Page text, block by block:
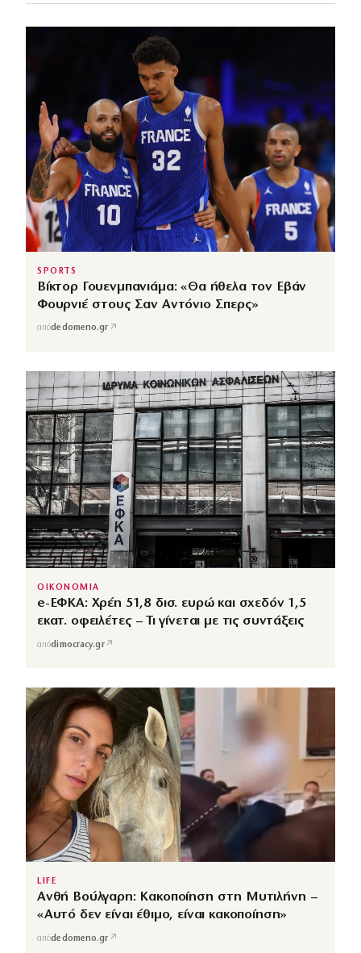
SPORTS
Βίκτορ Γουενμπανιάμα: «Θα ήθελα τον Εβάν
Φουρνιέ στους Σαν Αντόνιο Σπερς»
απόdedomeno.gr ↗
ΟΙΚΟΝΟΜΙΑ
e-ΕΦΚΑ: Χρέη 51,8 δισ. ευρώ και σχεδόν 1,5
εκατ. οφειλέτες – Τι γίνεται με τις συντάξεις
απόdimocracy.gr↗
LIFE
Ανθή Βούλγαρη: Κακοποίηση στη Μυτιλήνη –
«Αυτό δεν είναι έθιμο, είναι κακοποίηση»
απόdedomeno.gr ↗